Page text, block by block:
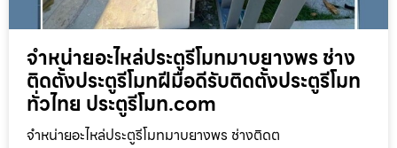
จำหน่ายอะไหล่ประตูรีโมทมาบยางพร ช่าง
ติดตั้งประตูรีโมทฝีมือดีรับติดตั้งประตูรีโมท
ทั่วไทย ประตูรีโมท.com
จำหน่ายอะไหล่ประตูรีโมทมาบยางพร ช่างติดต